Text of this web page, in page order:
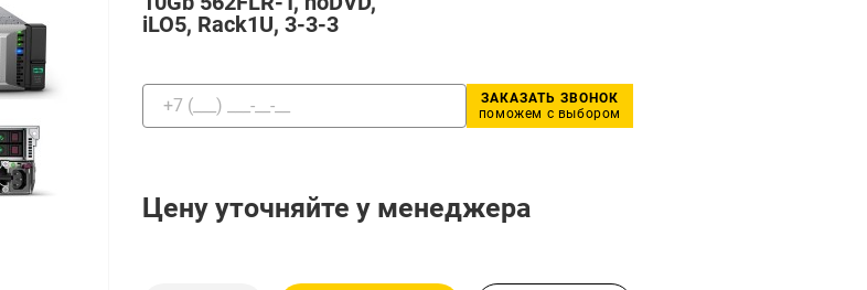
iLO5, Rack1U, 3-3-3
ЗАКАЗАТЬ ЗВОНОК
поможем с выбором
Цену уточняйте у менеджера